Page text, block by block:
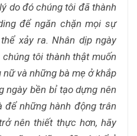
do đó chúng tôi đã thành
để ngăn chặn mọi sự
xảy ra. Nhân dịp ngày
tôi thành thật muốn
và những bà mẹ ở khắp
ngày bền bỉ tạo dựng nên
để những hành động trân
nên thiết thực hơn, hãy